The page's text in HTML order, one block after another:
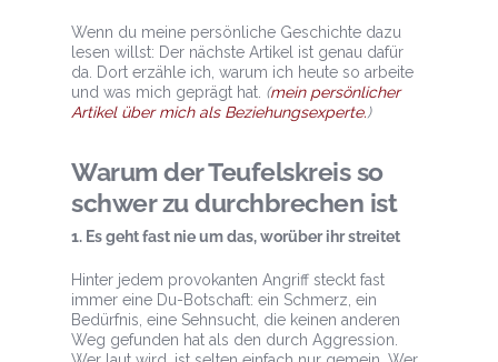
Wenn du meine persönliche Geschichte dazu
lesen willst: Der nächste Artikel ist genau dafür
da. Dort erzähle ich, warum ich heute so arbeite
und was mich geprägt hat. (mein persönlicher
Artikel über mich als Beziehungsexperte.)
Warum der Teufelskreis so
schwer zu durchbrechen ist
1. Es geht fast nie um das, worüber ihr streitet
Hinter jedem provokanten Angriff steckt fast
immer eine Du-Botschaft: ein Schmerz, ein
Bedürfnis, eine Sehnsucht, die keinen anderen
Weg gefunden hat als den durch Aggression.